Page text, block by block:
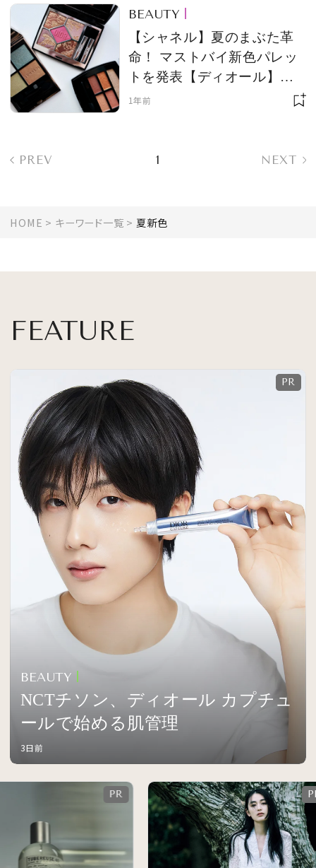
BEAUTY
【シャネル】夏のまぶた革
命！ マストバイ新色パレッ
トを発表【ディオール】
【ルナソル】
1年前
PREV 1 NEXT
HOME キーワード一覧 夏新色
FEATURE
BEAUTY
NCTチソン、ディオール カプチュ
ールで始める肌管理
3日前